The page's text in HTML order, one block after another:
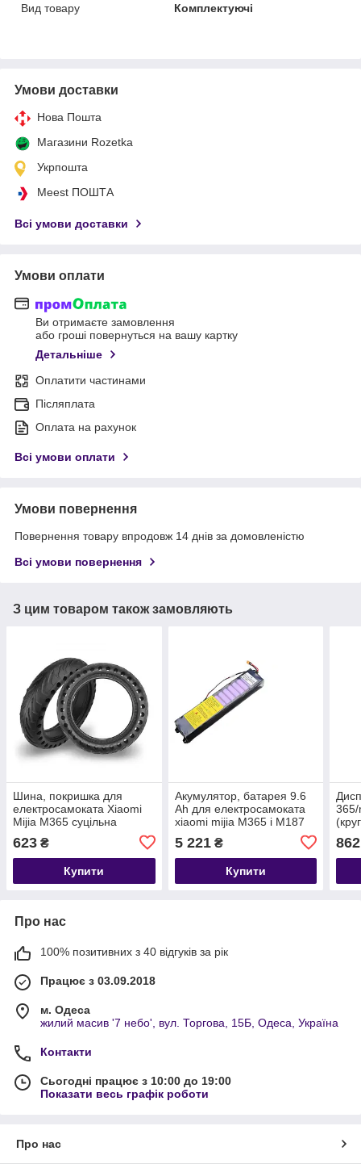
Вид товару
Комплектуючі
Умови доставки
Нова Пошта
Магазини Rozetka
Укрпошта
Meest ПОШТА
Всі умови доставки
Умови оплати
Ви отримаєте замовлення
або гроші повернуться на вашу картку
Детальніше
Оплатити частинами
Післяплата
Оплата на рахунок
Всі умови оплати
Умови повернення
Повернення товару впродовж 14 днів за домовленістю
Всі умови повернення
З цим товаром також замовляють
Шина, покришка для
електросамоката Xiaomi
Mijia M365 суцільна
амортизатором 8.5 дюйма
623 ₴
Купити
Акумулятор, батарея 9.6
Ah для електросамоката
xiaomi mijia M365 і M187
5 221₴
Купити
365/
862
Про нас
100% позитивних з 40 відгуків за рік
Працює з 03.09.2018
м. Одеса
жилий масив '7 небо', вул. Торгова, 15Б, Одеса, Україна
Контакти
Сьогодні працює з 10:00 до 19:00
Показати весь графік роботи
Про нас